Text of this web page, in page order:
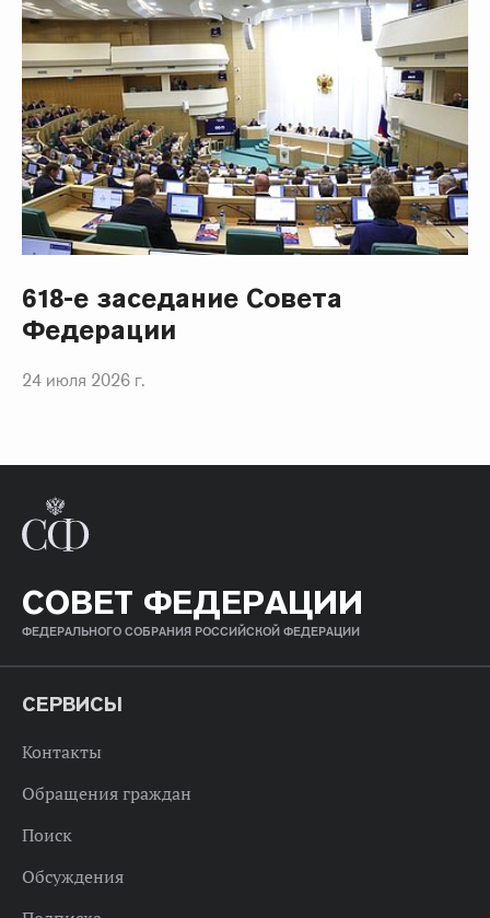
618-е заседание Совета
Федерации
24 июля 2026 г.
СОВЕТ ФЕДЕРАЦИИ
ФЕДЕРАЛЬНОГО СОБРАНИЯ РОССИЙСКОЙ ФЕДЕРАЦИИ
СЕРВИСЫ
Контакты
Обращения граждан
Поиск
Обсуждения